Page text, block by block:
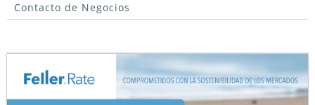
Contacto de Negocios